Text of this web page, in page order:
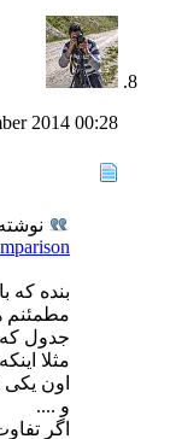
2014 00:28
بنده که با sb-600 هام زندگی می کنم.
مطمئنم
جدول
و ....